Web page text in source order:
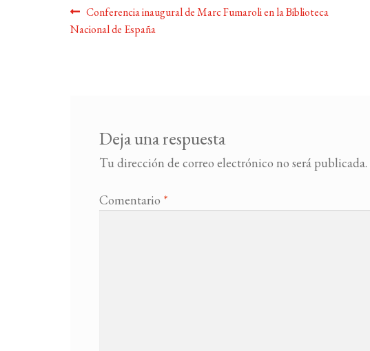
Navegación
de
Anterior:
Conferencia inaugural de Marc Fumaroli en la Biblioteca
Nacional de España
Deja una respuesta
Tu dirección de correo electrónico no será publicada.
Comentario *